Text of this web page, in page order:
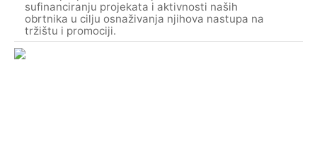
sufinanciranju projekata i aktivnosti naših
obrtnika u cilju osnaživanja njihova nastupa na
tržištu i promociji.